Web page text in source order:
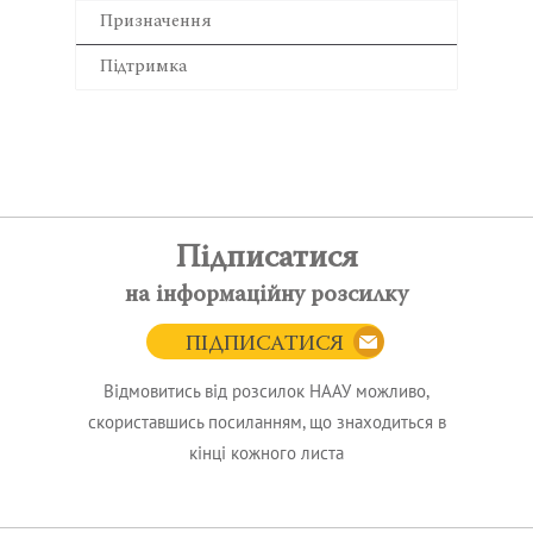
Призначення
Підтримка
Підписатися
на інформаційну розсилку
ПІДПИСАТИСЯ
Відмовитись від розсилок НААУ можливо,
скориставшись посиланням, що знаходиться в
кінці кожного листа